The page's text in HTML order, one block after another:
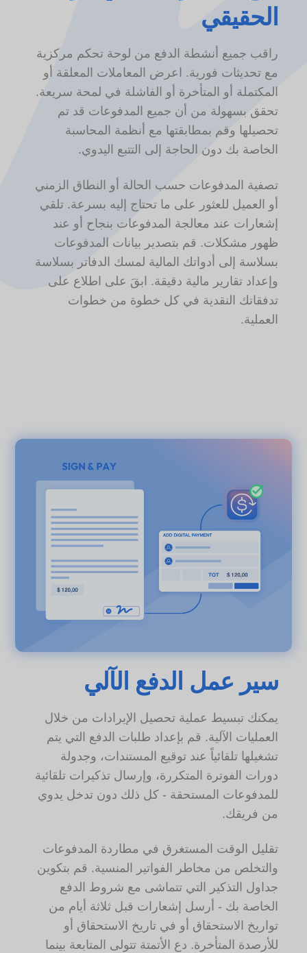
الحقيقي
راقب جميع أنشطة الدفع من لوحة تحكم مركزية
مع تحديثات فورية. اعرض المعاملات المعلقة أو
المكتملة أو المتأخرة أو الفاشلة في لمحة سريعة.
تحقق بسهولة من أن جميع المدفوعات قد تم
تحصيلها وقم بمطابقتها مع أنظمة المحاسبة
الخاصة بك دون الحاجة إلى التتبع اليدوي.
تصفية المدفوعات حسب الحالة أو النطاق الزمني
أو العميل للعثور على ما تحتاج إليه بسرعة. تلقي
إشعارات عند معالجة المدفوعات بنجاح أو عند
ظهور مشكلات. قم بتصدير بيانات المدفوعات
بسلاسة إلى أدواتك المالية لمسك الدفاتر بسلاسة
وإعداد تقارير مالية دقيقة. ابقَ على اطلاع على
تدفقاتك النقدية في كل خطوة من خطوات
العملية.
سير عمل الدفع الآلي
يمكنك تبسيط عملية تحصيل الإيرادات من خلال
العمليات الآلية. قم بإعداد طلبات الدفع التي يتم
تشغيلها تلقائياً عند توقيع المستندات، وجدولة
دورات الفوترة المتكررة، وإرسال تذكيرات تلقائية
للمدفوعات المستحقة - كل ذلك دون تدخل يدوي
من فريقك.
تقليل الوقت المستغرق في مطاردة المدفوعات
والتخلص من مخاطر الفواتير المنسية. قم بتكوين
جداول التذكير التي تتماشى مع شروط الدفع
الخاصة بك - أرسل إشعارات قبل ثلاثة أيام من
تواريخ الاستحقاق أو في تاريخ الاستحقاق أو
للأرصدة المتأخرة. دع الأتمتة تتولى المتابعة بينما